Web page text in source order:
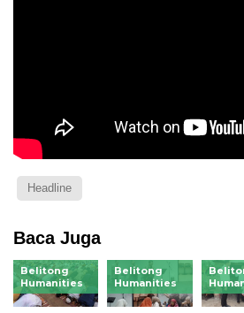
Headline
Baca Juga
Belitong
Humanities
Belitong
Humanities